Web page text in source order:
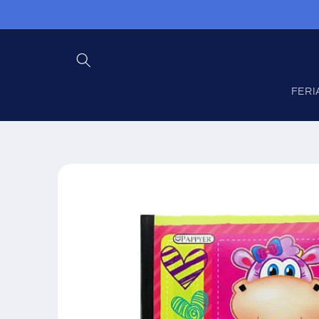
al contenido